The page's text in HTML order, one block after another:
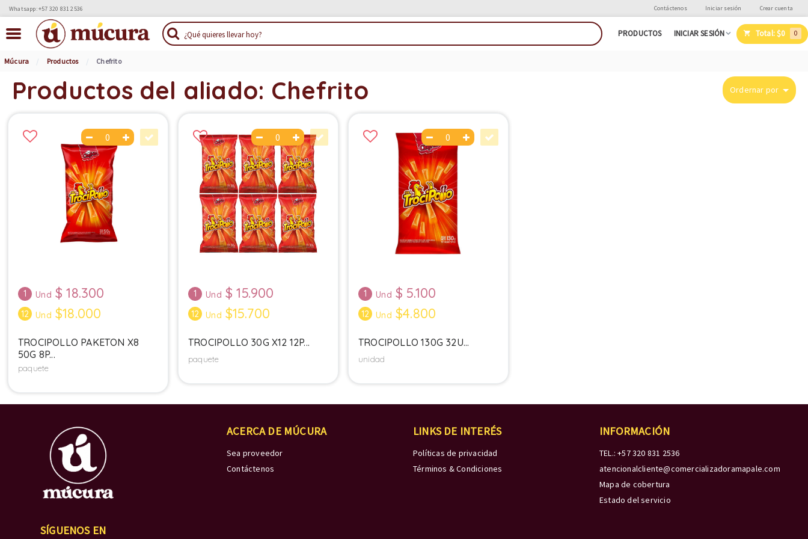
Whatsapp: +57 320 831 2536 Contáctenos Iniciar sesión Crear cuenta
PRODUCTOS INICIAR SESIÓN Total:$0 0
Múcura Productos Chefrito
Productos del aliado: Chefrito Ordernar por
1 Und $ 18.300
12 Und $18.000
TROCIPOLLO PAKETON X8
50G 8P...
paquete
1 Und $ 15.900
12 Und $15.700
TROCIPOLLO 30G X12 12P...
paquete
1 Und $ 5.100
12 Und $4.800
TROCIPOLLO 130G 32U...
unidad
SÍGUENOS EN
ACERCA DE MÚCURA
Sea proveedor
Contáctenos
LINKS DE INTERÉS
Políticas de privacidad
Términos & Condiciones
INFORMACIÓN
TEL.: +57 320 831 2536
atencionalcliente@comercializadoramapale.com
Mapa de cobertura
Estado del servicio